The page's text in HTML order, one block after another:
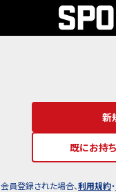
新
既にお持
会員登録された場合、利用規約・